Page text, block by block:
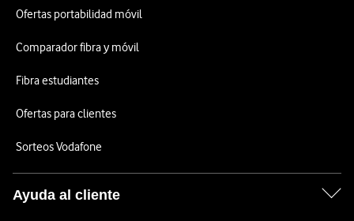
Ofertas portabilidad móvil
Comparador fibra y móvil
Fibra estudiantes
Ofertas para clientes
Sorteos Vodafone
Ayuda al cliente